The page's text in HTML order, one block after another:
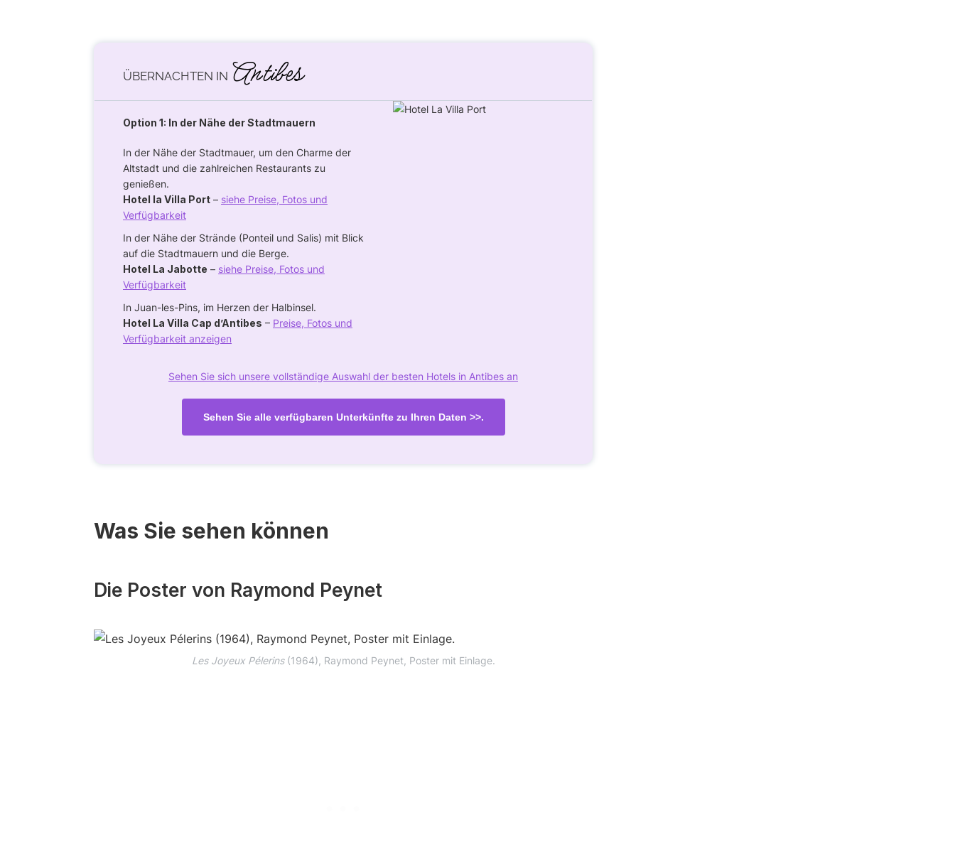
ÜBERNACHTEN IN Antibes
Option 1: In der Nähe der Stadtmauern
In der Nähe der Stadtmauer, um den Charme der
Altstadt und die zahlreichen Restaurants zu
genießen.
Hotel la Villa Port – siehe Preise, Fotos und
Verfügbarkeit
In der Nähe der Strände (Ponteil und Salis) mit Blick
auf die Stadtmauern und die Berge.
Hotel La Jabotte – siehe Preise, Fotos und
Verfügbarkeit
In Juan-les-Pins, im Herzen der Halbinsel.
Hotel La Villa Cap d’Antibes – Preise, Fotos und
Verfügbarkeit anzeigen
Sehen Sie sich unsere vollständige Auswahl der besten Hotels in Antibes an
Sehen Sie alle verfügbaren Unterkünfte zu Ihren Daten >>.
Was Sie sehen können
Die Poster von Raymond Peynet
Les Joyeux Pélerins(1964), Raymond Peynet, Poster mit Einlage.